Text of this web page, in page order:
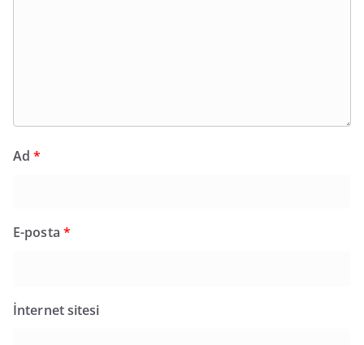
Ad*
E-posta *
İnternet sitesi